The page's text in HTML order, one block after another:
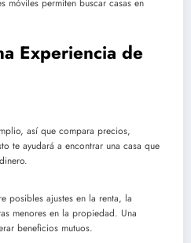
Experiencia de
así que compara precios,
te ayudará a encontrar una casa que
posibles ajustes en la renta, la
menores en la propiedad. Una
beneficios mutuos.